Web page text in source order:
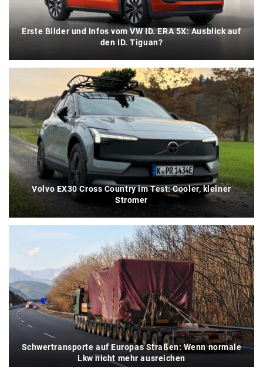
Erste Bilder und Infos vom VW ID. ERA 5X: Ausblick auf
den ID. Tiguan?
Volvo EX30 Cross Country im Test: Cooler, kleiner
Stromer
Schwertransporte auf Europas Straßen: Wenn normale
Lkw nicht mehr ausreichen